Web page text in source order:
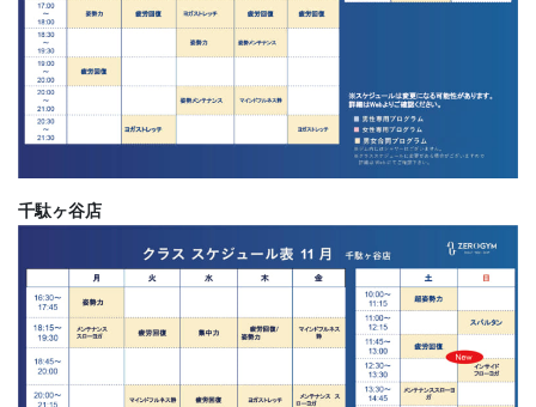
千駄ヶ谷店